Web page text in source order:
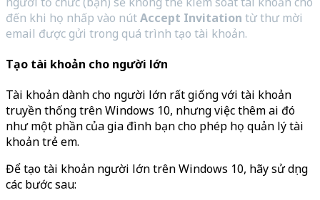
đến khi họ nhấp vào nútAccept Invitation từ thư mời
email được gửi trong quá trình tạo tài khoản.
Tạo tài khoản cho người lớn
Tài khoản dành cho người lớn rất giống với tài khoản
truyền thống trên Windows 10, nhưng việc thêm ai đó
như một phần của gia đình bạn cho phép họ quản lý tài
khoản trẻ em.
Để tạo tài khoản người lớn trên Windows 10, hãy sử dụng
các bước sau: